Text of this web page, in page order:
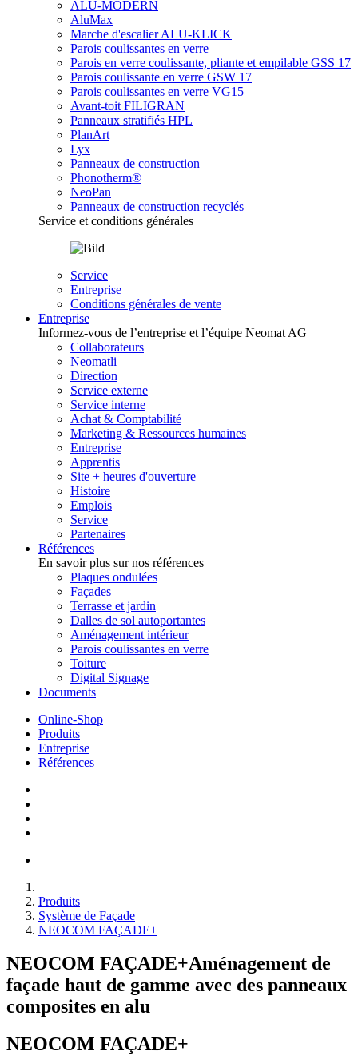
ALU-MODERN
AluMax
Marche d'escalier ALU-KLICK
Parois coulissantes en verre
Parois en verre coulissante, pliante et empilable GSS 17
Parois coulissante en verre GSW 17
Parois coulissantes en verre VG15
Avant-toit FILIGRAN
Panneaux stratifiés HPL
PlanArt
Lyx
Panneaux de construction
Phonotherm®
NeoPan
Panneaux de construction recyclés
Service et conditions générales
Service
Entreprise
Conditions générales de vente
Entreprise
Informez-vous de l’entreprise et l’équipe Neomat AG
Collaborateurs
Neomatli
Direction
Service externe
Service interne
Achat & Comptabilité
Marketing & Ressources humaines
Entreprise
Apprentis
Site + heures d'ouverture
Histoire
Emplois
Service
Partenaires
Références
En savoir plus sur nos références
Plaques ondulées
Façades
Terrasse et jardin
Dalles de sol autoportantes
Aménagement intérieur
Parois coulissantes en verre
Toiture
Digital Signage
Documents
Online-Shop
Produits
Entreprise
Références
Produits
Système de Façade
NEOCOM FAÇADE+
NEOCOM FAÇADE+Aménagement de
façade haut de gamme avec des panneaux
composites en alu
NEOCOM FAÇADE+